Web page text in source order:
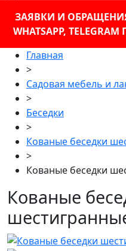
ЗАЯВКИ И
WHATSAPP,
Главная
>
Садовая мебель и
>
Беседки
>
Кованые беседки
>
Кованые беседки
Кованые